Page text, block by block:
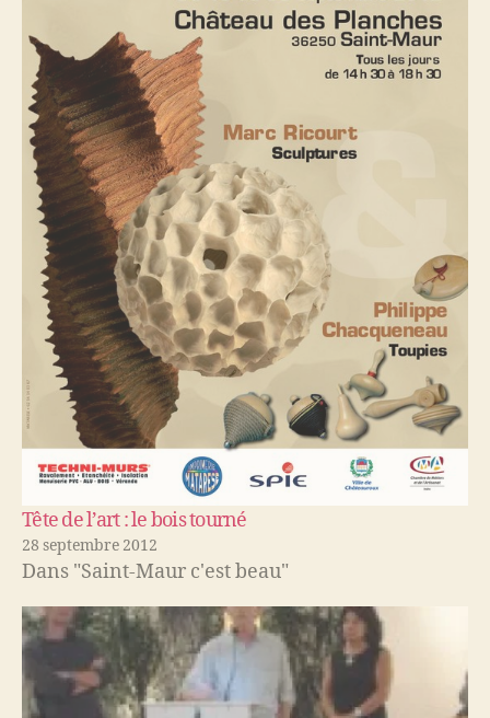
Tête de l’art : le bois tourné
28 septembre 2012
Dans "Saint-Maur c'est beau"